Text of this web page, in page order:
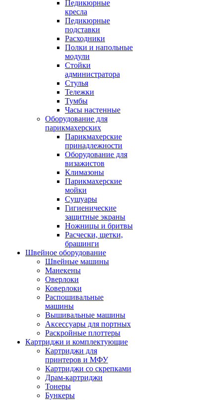
Педикюрные
кресла
Педикюрные
подставки
Расходники
Полки и напольные
модули
Стойки
администратора
Стулья
Тележки
Тумбы
Часы настенные
Оборудование для
парикмахерских
Парикмахерские
принадлежности
Оборудование для
визажистов
Климазоны
Парикмахерские
мойки
Сушуары
Гигиенические
защитные экраны
Ножницы и бритвы
Расчески, щетки,
брашинги
Швейное оборудование
Швейные машины
Манекены
Оверлоки
Коверлоки
Распошивальные
машины
Вышивальные машины
Аксессуары для портных
Раскройные плоттеры
Картриджи и комплектующие
Картриджи для
принтеров и МФУ
Картриджи со скрепками
Драм-картриджи
Тонеры
Бункеры